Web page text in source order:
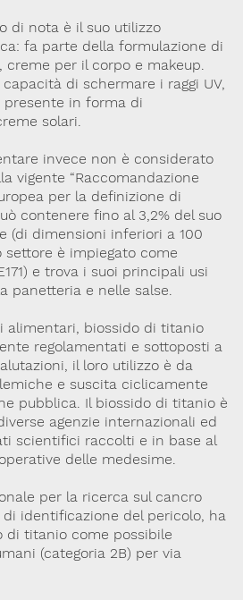
di nota è il suo utilizzo
fa parte della formulazione di
per il corpo e makeup.
di schermare i raggi UV,
in forma di
solari.
invece non è considerato
vigente “Raccomandazione
per la definizione di
contenere fino al 3,2% del suo
(di dimensioni inferiori a 100
è impiegato come
e trova i suoi principali usi
panetteria e nelle salse.
alimentari, biossido di titanio
regolamentati e sottoposti a
il loro utilizzo è da
e suscita ciclicamente
pubblica. Il biossido di titanio è
agenzie internazionali ed
scientifici raccolti e in base al
delle medesime.
per la ricerca sul cancro
di identificazione del pericolo, ha
di titanio come possibile
(categoria 2B) per via
English
Policy Archivio
è da intendersi a scopo puramente
di Tossicologia (SITOX) non
riguardo a possibili errori,
presenti in queste pagine
e
CONTATTACI
SCOPRI DI PIU